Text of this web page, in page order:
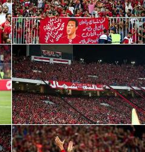
الدوري المصري
الكرة الأوروبية
الكرة الإفريقية
منتخب مصر
سعودي في الجول
الدوري الإنجليزي